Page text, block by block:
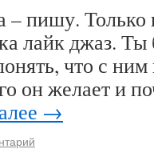
– пишу. Только
лайк джаз.
что с ним
он желает и
→